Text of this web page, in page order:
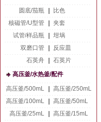
圆底/茄瓶
比色
核磁管/U型管
夹套
试管/样品瓶
坩埚
双磨口管
反应皿
石英舟
石英片
高压釜/水热釜/配件
高压釜/500mL
高压釜/250mL
高压釜/100mL
高压釜/50mL
高压釜/25mL
高压釜/15mL